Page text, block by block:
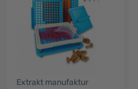
Extrakt manufaktur